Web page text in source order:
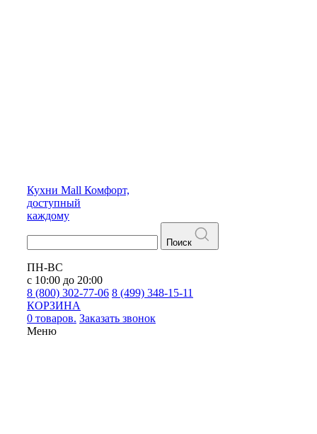
Кухни Mall Комфорт,
доступный
каждому
Поиск
ПН-ВС
с 10:00 до 20:00
8 (800) 302-77-06 8 (499) 348-15-11
КОРЗИНА
0 товаров. Заказать звонок
Меню